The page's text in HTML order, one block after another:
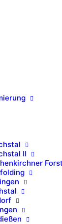
II
Forst
Spengler